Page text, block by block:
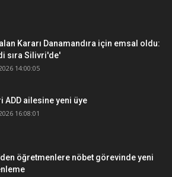
Kararı Danamandıra için emsal oldu:
sıra Silivri'de'
14:00:05
ADD ailesine yeni üye
16:08:01
öğretmenlere nöbet görevinde yeni